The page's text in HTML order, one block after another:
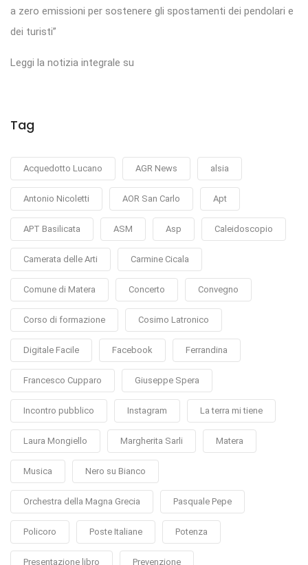
a zero emissioni per sostenere gli spostamenti dei pendolari e
dei turisti”
Leggi la notizia integrale su
Tag
Acquedotto Lucano AGR News alsia
Antonio Nicoletti AOR San Carlo Apt
APT Basilicata ASM Asp Caleidoscopio
Camerata delle Arti Carmine Cicala
Comune di Matera Concerto Convegno
Corso di formazione Cosimo Latronico
Digitale Facile Facebook Ferrandina
Francesco Cupparo Giuseppe Spera
Incontro pubblico Instagram La terra mi tiene
Laura Mongiello Margherita Sarli Matera
Musica Nero su Bianco
Orchestra della Magna Grecia Pasquale Pepe
Policoro Poste Italiane Potenza
Presentazione libro Prevenzione